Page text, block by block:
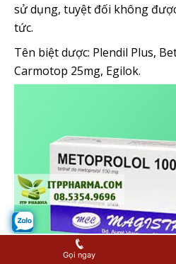
sử dụng, tuyệt đối không
tức.
Tên biệt dược: Plendil Plus,
Carmotop 25mg, Egilok.
Gọi ngay